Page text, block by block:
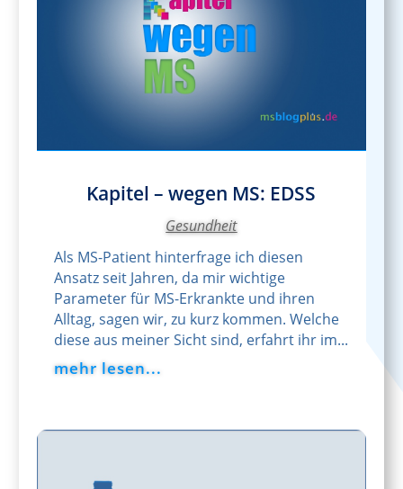
Kapitel – wegen MS: EDSS
Gesundheit
Als MS-Patient hinterfrage ich diesen
Ansatz seit Jahren, da mir wichtige
Parameter für MS-Erkrankte und ihren
Alltag, sagen wir, zu kurz kommen. Welche
diese aus meiner Sicht sind, erfahrt ihr im...
mehr lesen...